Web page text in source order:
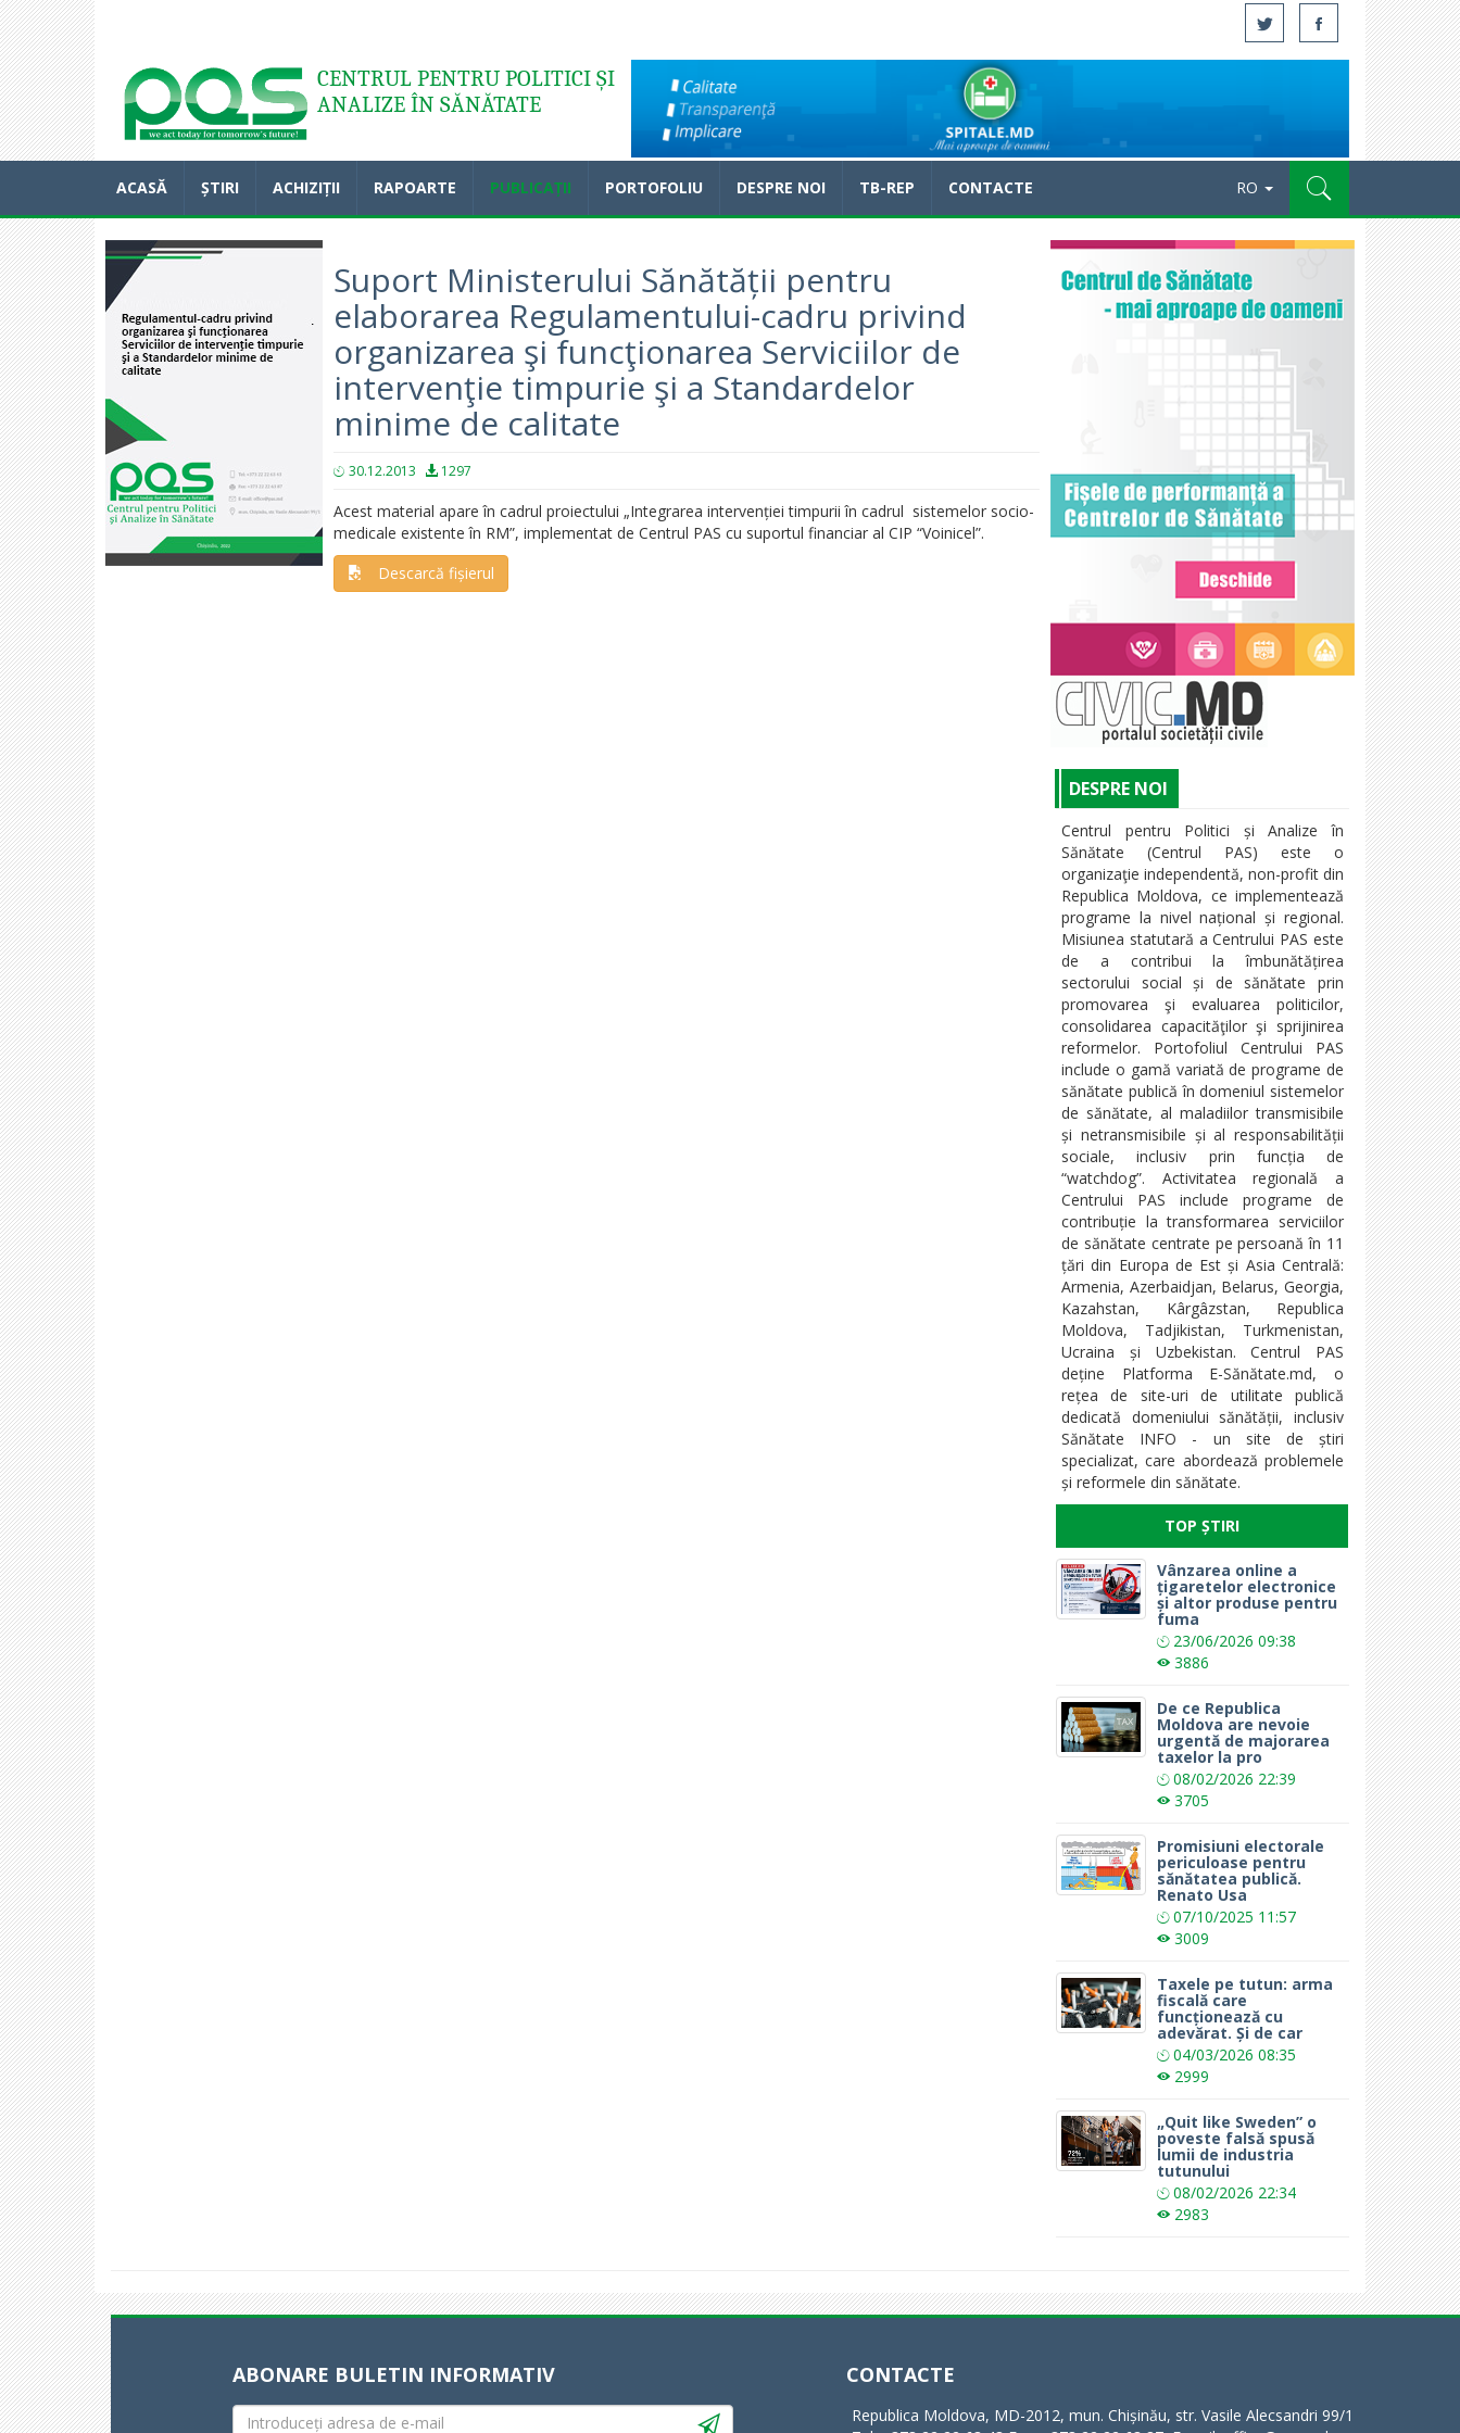
Acasă
CENTRUL PENTRU POLITICI ȘI
ANALIZE ÎN SĂNĂTATE
ACASĂ ȘTIRI ACHIZIȚII RAPOARTE PUBLICAȚII PORTOFOLIU DESPRE NOI TB-REP CONTACTE RO
Suport Ministerului Sănătății pentru
elaborarea Regulamentului-cadru privind
organizarea şi funcţionarea Serviciilor de
intervenţie timpurie şi a Standardelor
minime de calitate
30.12.2013 1297
Acest material apare în cadrul proiectului „Integrarea intervenției timpurii în cadrul sistemelor socio-
medicale existente în RM”, implementat de Centrul PAS cu suportul financiar al CIP “Voinicel”.
Descarcă fișierul
DESPRE NOI
Centrul pentru Politici și Analize în
Sănătate (Centrul PAS) este o
organizaţie independentă, non-profit din
Republica Moldova, ce implementează
programe la nivel național și regional.
Misiunea statutară a Centrului PAS este
de a contribui la îmbunătățirea
sectorului social și de sănătate prin
promovarea şi evaluarea politicilor,
consolidarea capacităţilor şi sprijinirea
reformelor. Portofoliul Centrului PAS
include o gamă variată de programe de
sănătate publică în domeniul sistemelor
de sănătate, al maladiilor transmisibile
și netransmisibile și al responsabilității
sociale, inclusiv prin funcția de
“watchdog”. Activitatea regională a
Centrului PAS include programe de
contribuție la transformarea serviciilor
de sănătate centrate pe persoană în 11
țări din Europa de Est și Asia Centrală:
Armenia, Azerbaidjan, Belarus, Georgia,
Kazahstan, Kârgâzstan, Republica
Moldova, Tadjikistan, Turkmenistan,
Ucraina și Uzbekistan. Centrul PAS
deține Platforma E-Sănătate.md, o
rețea de site-uri de utilitate publică
dedicată domeniului sănătății, inclusiv
Sănătate INFO - un site de știri
specializat, care abordează problemele
și reformele din sănătate.
TOP ȘTIRI
Vânzarea online a
țigaretelor electronice
și altor produse pentru
fuma
23/06/2026 09:38
3886
De ce Republica
Moldova are nevoie
urgentă de majorarea
taxelor la pro
08/02/2026 22:39
3705
Promisiuni electorale
periculoase pentru
sănătatea publică.
Renato Usa
07/10/2025 11:57
3009
Taxele pe tutun: arma
fiscală care
funcționează cu
adevărat. Și de car
04/03/2026 08:35
2999
„Quit like Sweden” o
poveste falsă spusă
lumii de industria
tutunului
08/02/2026 22:34
2983
ABONARE BULETIN INFORMATIV CONTACTE
Republica Moldova, MD-2012, mun. Chișinău, str. Vasile Alecsandri 99/1